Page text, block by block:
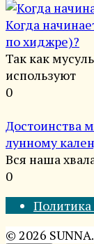
Когда
по хиджре)?
Так как
используют
0
Достоинства
лунному
Вся наша
0
© 2026